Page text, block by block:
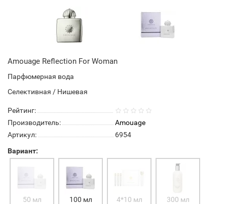
Amouage Reflection For Woman
Парфюмерная вода
Селективная / Нишевая
Рейтинг:
Производитель:
Amouage
Артикул:
6954
Вариант:
50 мл 100 мл 4*10 мл 300 мл